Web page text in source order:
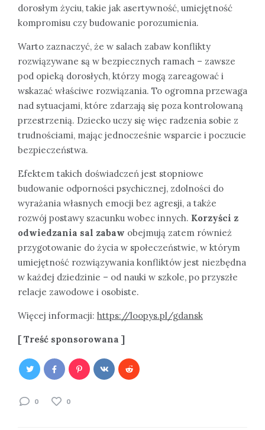
dorosłym życiu, takie jak asertywność, umiejętność
kompromisu czy budowanie porozumienia.
Warto zaznaczyć, że w salach zabaw konflikty
rozwiązywane są w bezpiecznych ramach – zawsze
pod opieką dorosłych, którzy mogą zareagować i
wskazać właściwe rozwiązania. To ogromna przewaga
nad sytuacjami, które zdarzają się poza kontrolowaną
przestrzenią. Dziecko uczy się więc radzenia sobie z
trudnościami, mając jednocześnie wsparcie i poczucie
bezpieczeństwa.
Efektem takich doświadczeń jest stopniowe
budowanie odporności psychicznej, zdolności do
wyrażania własnych emocji bez agresji, a także
rozwój postawy szacunku wobec innych. Korzyści z
odwiedzania sal zabaw obejmują zatem również
przygotowanie do życia w społeczeństwie, w którym
umiejętność rozwiązywania konfliktów jest niezbędna
w każdej dziedzinie – od nauki w szkole, po przyszłe
relacje zawodowe i osobiste.
Więcej informacji: https://loopys.pl/gdansk
[ Treść sponsorowana ]
0 0